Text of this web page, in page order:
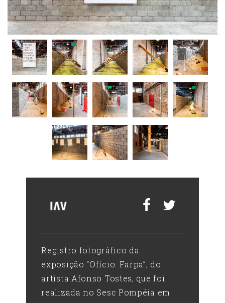
F F F F
F
F
F F F
F
F
F F
Registro fotográfico da
exposição “Ofício: Farpa”, do
artista Afonso Tostes, que foi
realizada no Sesc Pompéia em